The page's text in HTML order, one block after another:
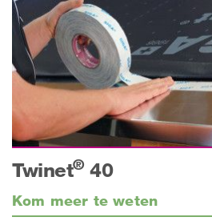
Twinet®40
Kom meer te weten